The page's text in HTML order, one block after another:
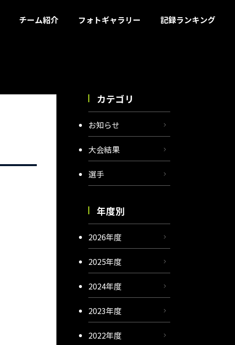
チーム紹介 フォトギャラリー 記録ランキング
カテゴリ
お知らせ
大会結果
選手
年度別
2026年度
2025年度
2024年度
2023年度
2022年度